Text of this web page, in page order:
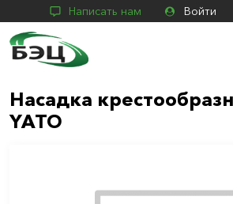
Написать нам Войти
Насадка
YATO